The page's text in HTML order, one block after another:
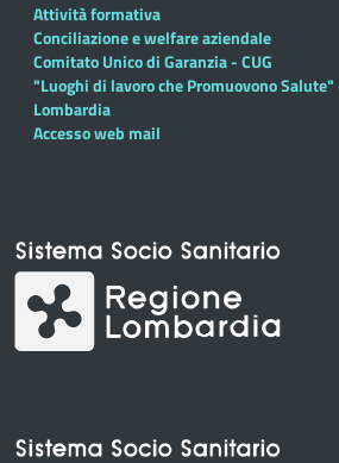
Attività formativa
Conciliazione e welfare aziendale
Comitato Unico di Garanzia - CUG
"Luoghi di lavoro che Promuovono Salute"
Lombardia
Accesso web mail